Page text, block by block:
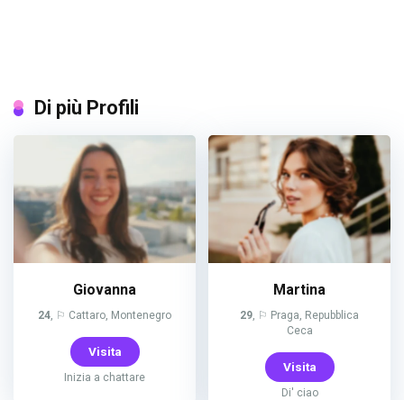
Di più Profili
Giovanna
24, ⚐ Cattaro, Montenegro
Visita
Inizia a chattare
Martina
29, ⚐ Praga, Repubblica
Ceca
Visita
Di' ciao